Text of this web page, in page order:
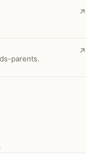
↗
onglet)
parents.
↗